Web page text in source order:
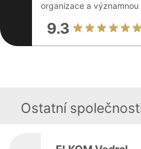
organizace a
9.3
Ostatní